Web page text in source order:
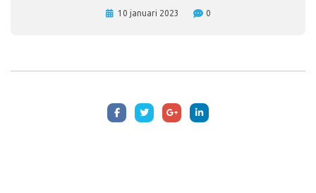
10 januari 2023 0